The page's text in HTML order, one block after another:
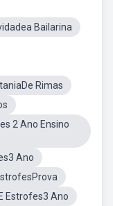
Bailarina
Rimas
2 Ano Ensino
Ano
Estrofes3 Ano